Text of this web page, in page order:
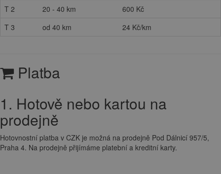
T 2
20 - 40 km
600 Kč
T 3
od 40 km 24 Kč/km
Platba
1. Hotově nebo kartou na
prodejně
Hotovnostní platba v CZK je možná na prodejně Pod Dálnicí 957/5,
Praha 4. Na prodejně přijímáme platební a kreditní karty.